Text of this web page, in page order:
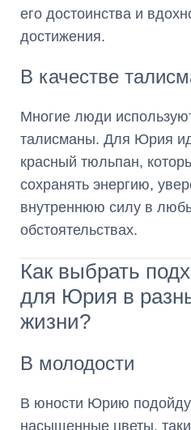
его достоинства и
достижения.
В качестве
Многие люди
талисманы. Для Юрия
красный тюльпан,
сохранять энергию,
внутреннюю силу в
обстоятельствах.
Как выбрать
для Юрия в
жизни?
В молодости
В юности Юрию
насыщенные цветы,